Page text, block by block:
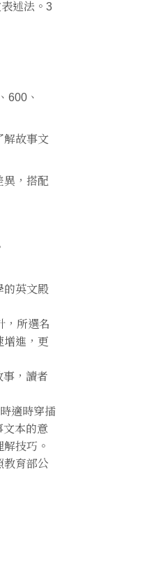
述法。3
600、
解故事文
異，搭配
的英文殿
，所選名
增進，更
事，讀者
適時穿插
文本的意
技巧。
教育部公